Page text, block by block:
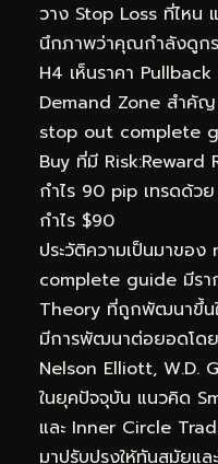
วาง Stop Loss ที่ไหน
นึกภาพว่าคุณกำลังดูก
H4 เห็นราคา
Demand Zone สำคั
stop out complete
Buy ที่มี
กำไร 90 pip เทรดด้ว
กำไร $90
ประวัติความเป็นมาขอ
complete guide มีรา
Theory ที่ถูกพัฒนาขึ้น
มีการพัฒนาต่อยอดโดย
Nelson Elliott, W.D.
ในยุคปัจจุบัน แนวคิด
และ Inner Circle
มาปรับปรุงให้ทันสมัยแล